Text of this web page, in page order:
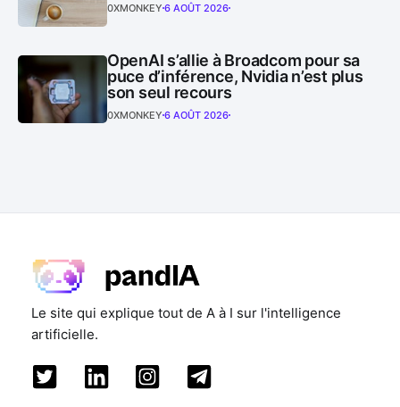
0XMONKEY 6 AOÛT 2026
OpenAI s’allie à Broadcom pour sa
puce d’inférence, Nvidia n’est plus
son seul recours
0XMONKEY 6 AOÛT 2026
Le site qui explique tout de A à I sur l'intelligence
artificielle.